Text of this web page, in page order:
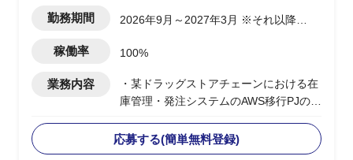
勤務期間
2026年9月～2027年3月 ※それ以降も
稼働率 100%
業務内容
・某ドラッグストアチェーンにおける在
庫管理・発注システムのAWS移行PJのユ
・要件定義からサイジングまでの各関係
先調整、顧客合意形成をPMのもとでサ
応募する(簡単無料登録)